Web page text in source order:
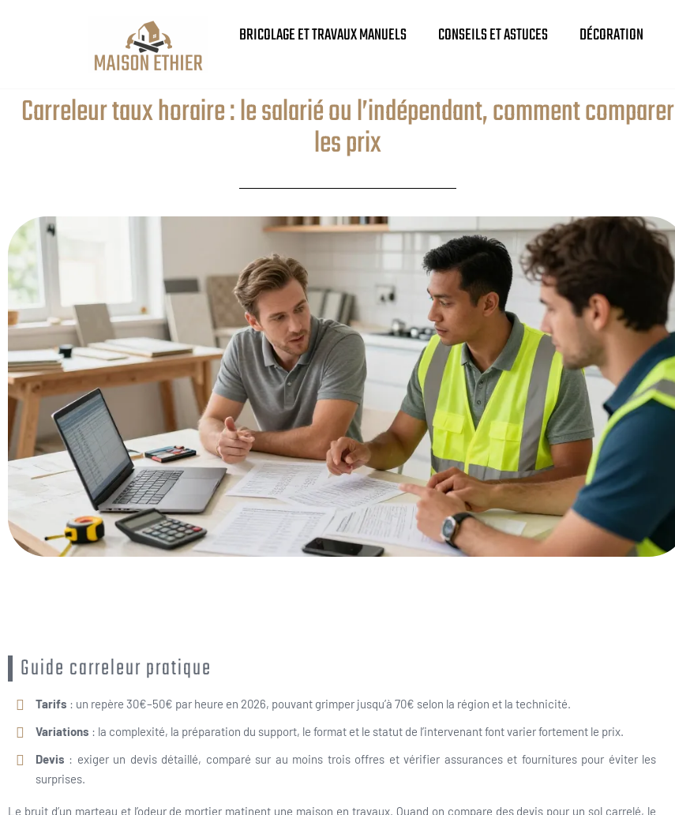
BRICOLAGE ET TRAVAUX MANUELS CONSEILS ET ASTUCES DÉCORATION
Carreleur taux horaire : le salarié ou l’indépendant, comment comparer
les prix
Guide carreleur pratique
Tarifs : un repère 30€–50€ par heure en 2026, pouvant grimper jusqu’à 70€ selon la région et la technicité.
Variations : la complexité, la préparation du support, le format et le statut de l’intervenant font varier fortement le prix.
Devis : exiger un devis détaillé, comparé sur au moins trois offres et vérifier assurances et fournitures pour éviter les
surprises.
Le bruit d’un marteau et l’odeur de mortier matinent une maison en travaux. Quand on compare des devis pour un sol carrelé, le